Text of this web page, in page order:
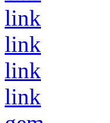
link
link
link
link